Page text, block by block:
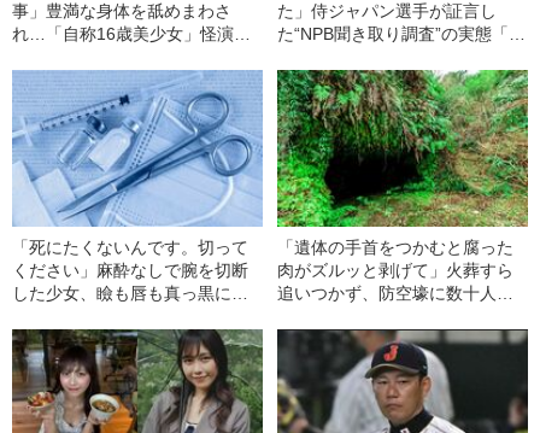
事」豊満な身体を舐めまわさ
れ…「自称16歳美少女」怪演
ぎる“熟れ方”
た」侍ジャパン選手が証言し
た“NPB聞き取り調査”の実態「選
「死にたくないんです。切って
ください」麻酔なしで腕を切断
した少女、瞼も唇も真っ黒に腫
い」と息絶えた少年…原爆投下
直後に“広島の離島で起きていた
知られざる被害の実情
「遺体の手首をつかむと腐った
肉がズルッと剥げて」火葬すら
追いつかず、防空壕に数十人
た少年兵が明かした“過酷すぎる
任務”とは